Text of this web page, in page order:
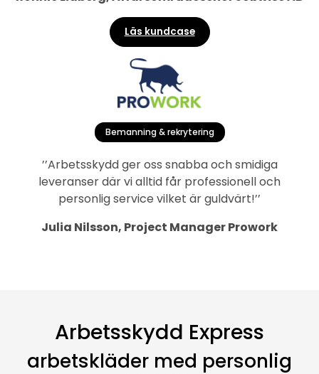
Läs kundcase
Bemanning & rekrytering
’’Arbetsskydd ger oss snabba och smidiga
leveranser där vi alltid får professionell och
personlig service vilket är guldvärt!’’
Julia Nilsson, Project Manager Prowork
Arbetsskydd Express
arbetskläder med personlig